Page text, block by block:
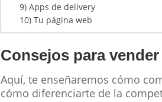
9) Apps de delivery
10) Tu página web
Consejos para
Aquí, te enseñaremos cómo
cómo diferenciarte de la